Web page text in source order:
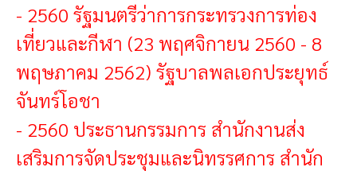
- 2560 รัฐมนตรีว่าการกระทรวงการท่อง
เที่ยวและกีฬา (23 พฤศจิกายน 2560 - 8
พฤษภาคม 2562) รัฐบาลพลเอกประยุทธ์
จันทร์โอชา
- 2560 ประธานกรรมการ สำนักงานส่ง
เสริมการจัดประชุมและนิทรรศการ สำนัก